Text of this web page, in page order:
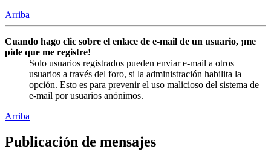
Arriba
Cuando hago clic sobre el enlace de e-mail de un usuario, ¡me
pide que me registre!
Solo usuarios registrados pueden enviar e-mail a otros
usuarios a través del foro, si la administración habilita la
opción. Esto es para prevenir el uso malicioso del sistema de
e-mail por usuarios anónimos.
Arriba
Publicación de mensajes